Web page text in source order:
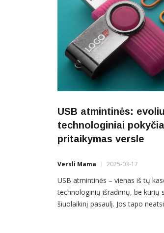
USB atmintinės:
technologiniai
pritaikymas versle
Versli Mama 2025-03-17
USB atmintinės – vienas iš tų
technologinių išradimų, be kurių
šiuolaikinį pasaulį. Jos tapo